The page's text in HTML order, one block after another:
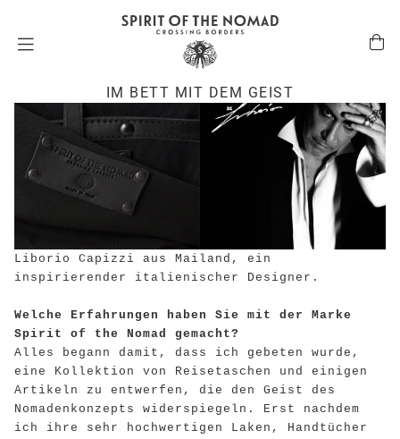
LIBORIO CAPIZZI
IM BETT MIT DEM GEIST
Liborio Capizzi aus Mailand, ein
inspirierender italienischer Designer.
Welche Erfahrungen haben Sie mit der Marke
Spirit of the Nomad gemacht?
Alles begann damit, dass ich gebeten wurde,
eine Kollektion von Reisetaschen und einigen
Artikeln zu entwerfen, die den Geist des
Nomadenkonzepts widerspiegeln. Erst nachdem
ich ihre sehr hochwertigen Laken, Handtücher